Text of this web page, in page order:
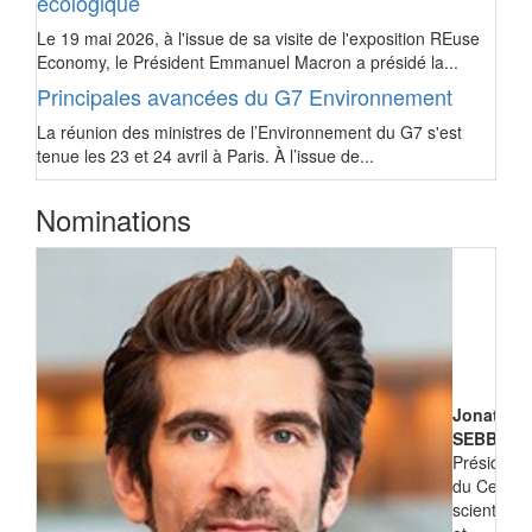
Le 19 mai 2026, à l'issue de sa visite de l'exposition REuse
Economy, le Président Emmanuel Macron a présidé la...
Principales avancées du G7 Environnement
La réunion des ministres de l’Environnement du G7 s'est
tenue les 23 et 24 avril à Paris. À l’issue de...
Nominations
Jonathan
SEBBANE
Président
du Centre